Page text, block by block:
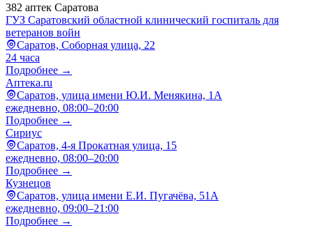
382 аптек Саратова
ГУЗ Саратовский областной клинический госпиталь для
ветеранов войн
Саратов, Соборная улица, 22
24 часа
Подробнее →
Аптека.ru
Саратов, улица имени Ю.И. Менякина, 1А
ежедневно, 08:00–20:00
Подробнее →
Сириус
Саратов, 4-я Прокатная улица, 15
ежедневно, 08:00–20:00
Подробнее →
Кузнецов
Саратов, улица имени Е.И. Пугачёва, 51А
ежедневно, 09:00–21:00
Подробнее →